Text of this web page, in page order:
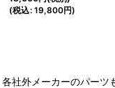
(税込: 19,800円)
社外メーカーのパーツ